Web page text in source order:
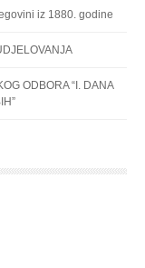
iz 1880. godine
ODBORA “I. DANA